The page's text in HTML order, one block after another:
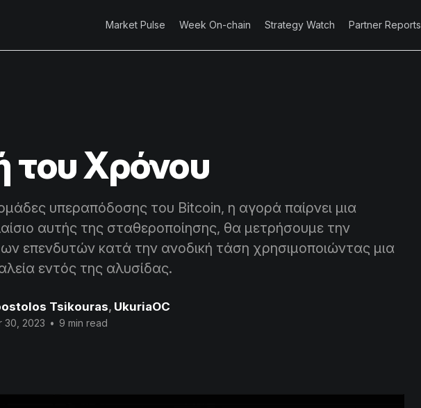
Market Pulse Week On-chain Strategy Watch Partner Reports
του Χρόνου
υπεραπόδοσης του Bitcoin, η αγορά παίρνει μια
αυτής της σταθεροποίησης, θα μετρήσουμε την
επενδυτών κατά την ανοδική τάση χρησιμοποιώντας μια
εντός της αλυσίδας.
Tsikouras, UkuriaOC
30, 2023 • 9 min read